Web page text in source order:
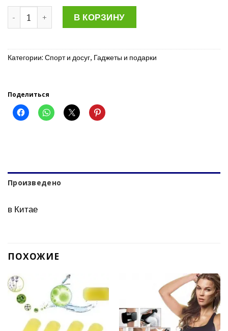
Количество товара Футляр для телескопических
В КОРЗИНУ
Категории:Спорт и досуг, Гаджеты и подарки
Поделиться
Произведено
в Китае
ПОХОЖИЕ